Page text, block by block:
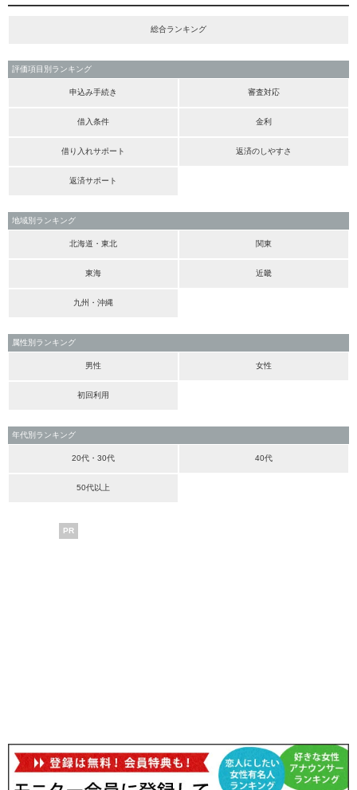
総合ランキング
評価項目別ランキング
申込み手続き 審査対応
借入条件 金利
借り入れサポート 返済のしやすさ
返済サポート
地域別ランキング
北海道・東北 関東
東海 近畿
九州・沖縄
属性別ランキング
男性 女性
初回利用
年代別ランキング
20代・30代 40代
50代以上
PR